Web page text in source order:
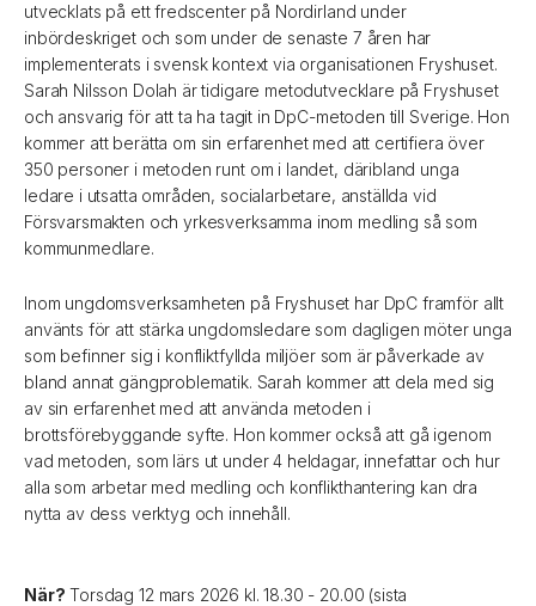
utvecklats på ett fredscenter på Nordirland under
inbördeskriget och som under de senaste 7 åren har
implementerats i svensk kontext via organisationen Fryshuset.
Sarah Nilsson Dolah är tidigare metodutvecklare på Fryshuset
och ansvarig för att ta ha tagit in DpC-metoden till Sverige. Hon
kommer att berätta om sin erfarenhet med att certifiera över
350 personer i metoden runt om i landet, däribland unga
ledare i utsatta områden, socialarbetare, anställda vid
Försvarsmakten och yrkesverksamma inom medling så som
kommunmedlare.
Inom ungdomsverksamheten på Fryshuset har DpC framför allt
använts för att stärka ungdomsledare som dagligen möter unga
som befinner sig i konfliktfyllda miljöer som är påverkade av
bland annat gängproblematik. Sarah kommer att dela med sig
av sin erfarenhet med att använda metoden i
brottsförebyggande syfte. Hon kommer också att gå igenom
vad metoden, som lärs ut under 4 heldagar, innefattar och hur
alla som arbetar med medling och konflikthantering kan dra
nytta av dess verktyg och innehåll.
När? Torsdag 12 mars 2026 kl. 18.30 - 20.00 (sista